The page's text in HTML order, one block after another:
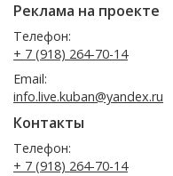
Реклама на проекте
Телефон:
+ 7 (918) 264-70-14
Email:
info.live.kuban@yandex.ru
Контакты
Телефон:
+ 7 (918) 264-70-14